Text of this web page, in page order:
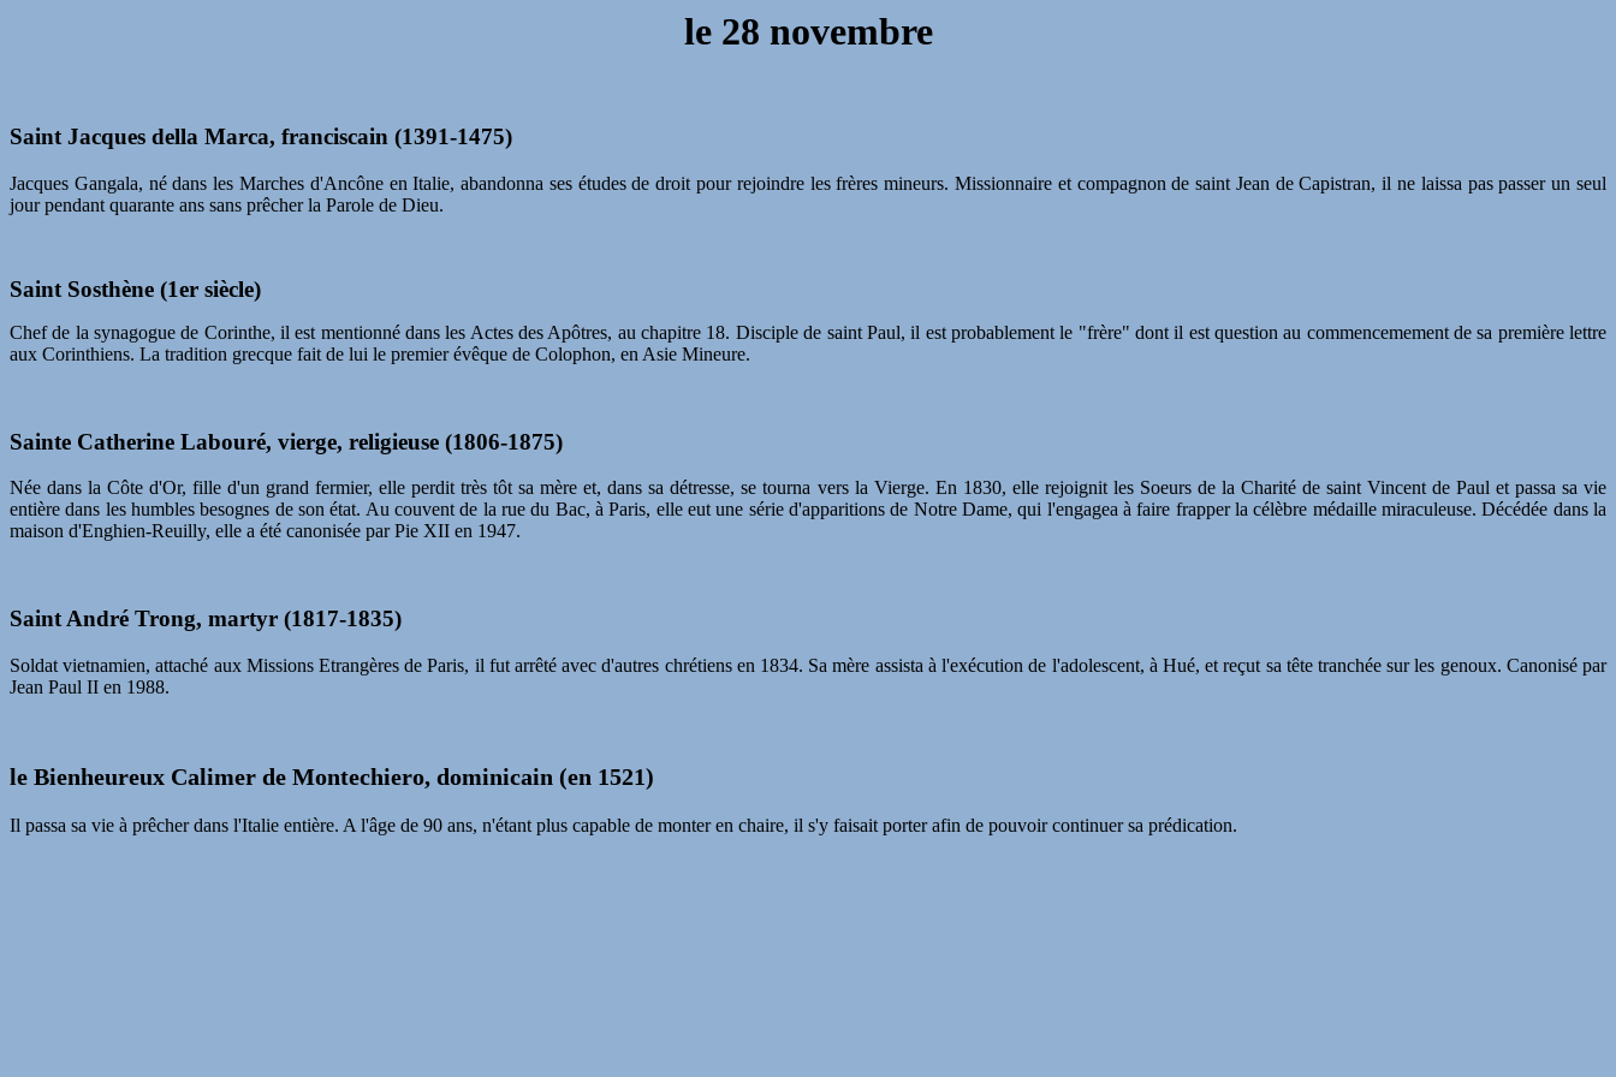
le 28 novembre
Saint Jacques della Marca, franciscain (1391-1475)
Jacques Gangala, né dans les Marches d'Ancône en Italie, abandonna ses études de droit pour rejoindre les frères mineurs. Missionnaire et compagnon de saint Jean de Capistran, il ne laissa pas passer un seul
jour pendant quarante ans sans prêcher la Parole de Dieu.
Saint Sosthène (1er siècle)
Chef de la synagogue de Corinthe, il est mentionné dans les Actes des Apôtres, au chapitre 18. Disciple de saint Paul, il est probablement le "frère" dont il est question au commencemement de sa première lettre
aux Corinthiens. La tradition grecque fait de lui le premier évêque de Colophon, en Asie Mineure.
Sainte Catherine Labouré, vierge, religieuse (1806-1875)
Née dans la Côte d'Or, fille d'un grand fermier, elle perdit très tôt sa mère et, dans sa détresse, se tourna vers la Vierge. En 1830, elle rejoignit les Soeurs de la Charité de saint Vincent de Paul et passa sa vie
entière dans les humbles besognes de son état. Au couvent de la rue du Bac, à Paris, elle eut une série d'apparitions de Notre Dame, qui l'engagea à faire frapper la célèbre médaille miraculeuse. Décédée dans la
maison d'Enghien-Reuilly, elle a été canonisée par Pie XII en 1947.
Saint André Trong, martyr (1817-1835)
Soldat vietnamien, attaché aux Missions Etrangères de Paris, il fut arrêté avec d'autres chrétiens en 1834. Sa mère assista à l'exécution de l'adolescent, à Hué, et reçut sa tête tranchée sur les genoux. Canonisé par
Jean Paul II en 1988.
le Bienheureux Calimer de Montechiero, dominicain (en 1521)
Il passa sa vie à prêcher dans l'Italie entière. A l'âge de 90 ans, n'étant plus capable de monter en chaire, il s'y faisait porter afin de pouvoir continuer sa prédication.